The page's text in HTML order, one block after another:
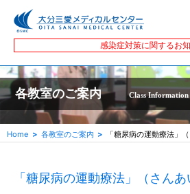
感染症対策に関するお
各教室のご案内 Class Information
Home 各教室のご案内 「糖尿病の運動療法」
「糖尿病の運動療法」（さんあ